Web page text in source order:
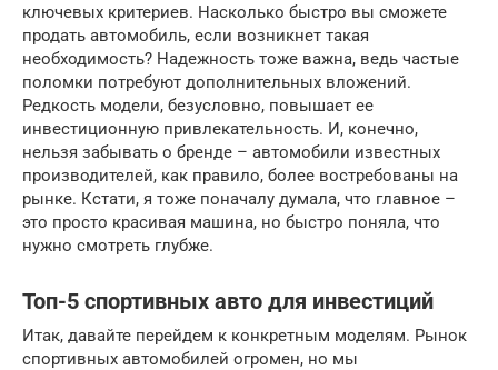
ключевых критериев. Насколько быстро вы сможете
продать автомобиль, если возникнет такая
необходимость? Надежность тоже важна, ведь частые
поломки потребуют дополнительных вложений.
Редкость модели, безусловно, повышает ее
инвестиционную привлекательность. И, конечно,
нельзя забывать о бренде – автомобили известных
производителей, как правило, более востребованы на
рынке. Кстати, я тоже поначалу думала, что главное –
это просто красивая машина, но быстро поняла, что
нужно смотреть глубже.
Топ-5 спортивных авто для инвестиций
Итак, давайте перейдем к конкретным моделям. Рынок
спортивных автомобилей огромен, но мы